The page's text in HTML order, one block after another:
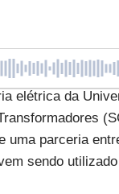
elétrica da
uma parceria
sendo